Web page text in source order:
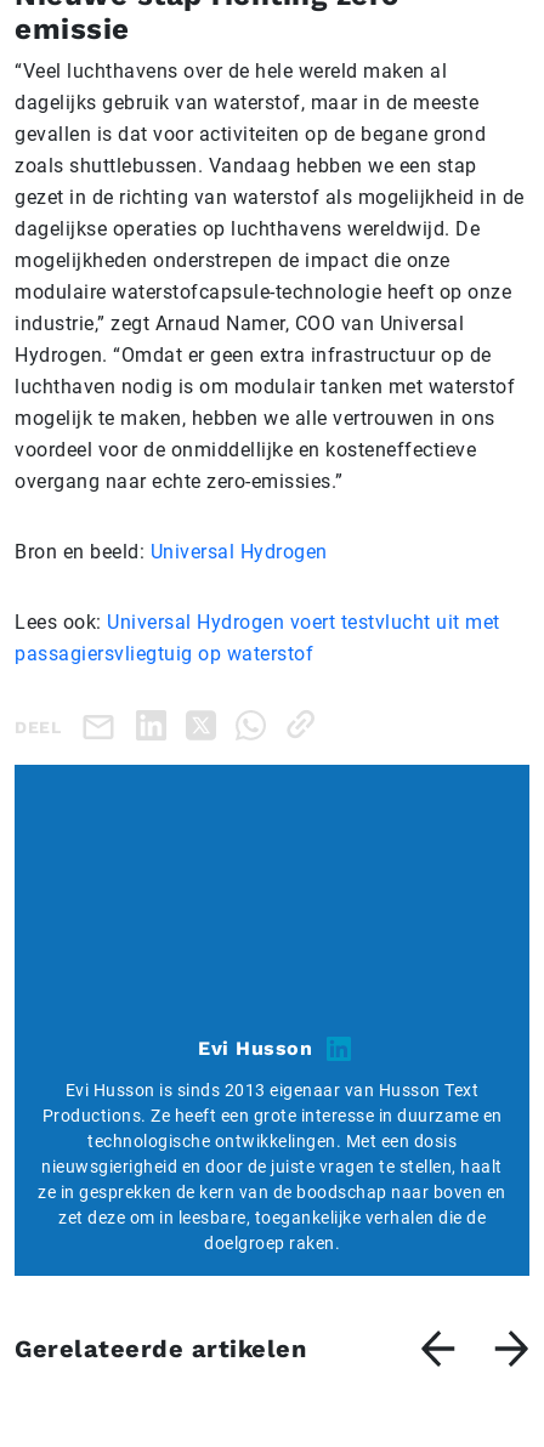
emissie
“Veel luchthavens over de hele wereld maken al
dagelijks gebruik van waterstof, maar in de meeste
gevallen is dat voor activiteiten op de begane grond
zoals shuttlebussen. Vandaag hebben we een stap
gezet in de richting van waterstof als mogelijkheid in de
dagelijkse operaties op luchthavens wereldwijd. De
mogelijkheden onderstrepen de impact die onze
modulaire waterstofcapsule-technologie heeft op onze
industrie,” zegt Arnaud Namer, COO van Universal
Hydrogen. “Omdat er geen extra infrastructuur op de
luchthaven nodig is om modulair tanken met waterstof
mogelijk te maken, hebben we alle vertrouwen in ons
voordeel voor de onmiddellijke en kosteneffectieve
overgang naar echte zero-emissies.”
Bron en beeld: Universal Hydrogen
Lees ook: Universal Hydrogen voert testvlucht uit met
passagiersvliegtuig op waterstof
DEEL
Evi Husson
Evi Husson is sinds 2013 eigenaar van Husson Text
Productions. Ze heeft een grote interesse in duurzame en
technologische ontwikkelingen. Met een dosis
nieuwsgierigheid en door de juiste vragen te stellen, haalt
ze in gesprekken de kern van de boodschap naar boven en
zet deze om in leesbare, toegankelijke verhalen die de
doelgroep raken.
Gerelateerde artikelen